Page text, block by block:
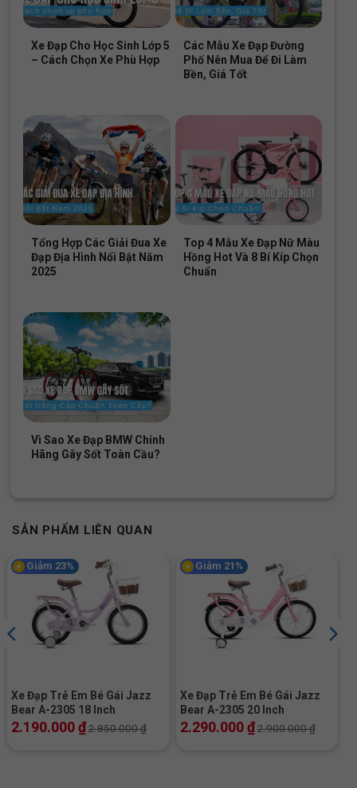
Chiếc xe đạp trẻ em Raccoon Nana 16 Inch chính là món quà
khởi đầu tuyệt vời cho những trải nghiệm tự lập đầu đời của
bé. Sự kết hợp giữa kỹ thuật sản xuất từ Đài Loan và sự
chăm sóc tận tình từ Xe Đạp Giá Kho. Đây chắc chắn là sự
đầu tư xứng đáng cho niềm vui và sức khỏe của con yêu. Ba
thăm hệ thống cửa hàng của Xe Đạp Giá Kho để nhậnưu đãi
tốt nhấtnhé!
Xem thêm: Mẫu xe đạp trẻ em bé gái
thiết kế đáng yêu!
Giảm 10%
Xe Đạp Địa Hình Trẻ Em
QT Bike QT120 20 Inch
2.690.000₫
3.000.000₫
Giảm 20%
Địa Chỉ Các Cửa Hàng Xe Đạp Giá Kho:
Cửa hàng xe đạp Gò Vấp:
Cửa hàng xe đạp Tân Phú:
Cửa hàng xe đạp Quận 7:Nhấn để xem đường đi
Cửa hàng xe đạp Dĩ An:
Nhấn để xem đường đi
Cửa hàng xe đạp Thủ Dầu Một:Nhấn để xem đường
đi
Xe Đạp Cho Học Sinh Lớp 5
– Cách Chọn Xe Phù Hợp
Các Mẫu Xe Đạp Đường
Phố Nên Mua Để Đi Làm
Bền, Giá Tốt
Tổng Hợp Các Giải Đua Xe
Đạp Địa Hình Nổi Bật Năm
2025
Top 4 Mẫu Xe Đạp Nữ Màu
Hồng Hot Và 8 Bí Kíp Chọn
Chuẩn
Vì Sao Xe Đạp BMW Chính
Hãng Gây Sốt Toàn Cầu?
SẢN PHẨM LIÊN QUAN
Giảm 23%
Xe Đạp Trẻ Em Bé Gái Jazz
Bear A-2305 18 Inch
2.190.000₫2.850.000₫
Giảm 21%
Xe Đạp Trẻ Em Bé Gái Jazz
Bear A-2305 20 Inch
2.290.000₫2.900.000₫